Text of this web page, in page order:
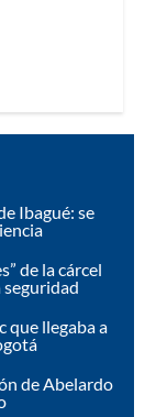
Ibagué: se
de la cárcel
que llegaba a
de Abelardo